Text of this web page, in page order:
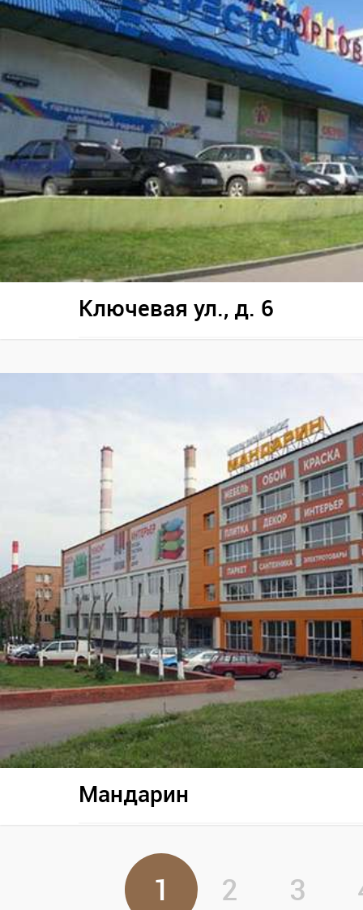
Ключевая ул., д. 6
Мандарин
1 2 3